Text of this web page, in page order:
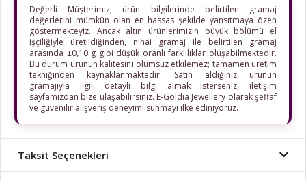
Değerli Müşterimiz; ürün bilgilerinde belirtilen gramaj
değerlerini mümkün olan en hassas şekilde yansıtmaya özen
göstermekteyiz. Ancak altın ürünlerimizin büyük bölümü el
işçiliğiyle üretildiğinden, nihai gramaj ile belirtilen gramaj
arasında ±0,10 g gibi düşük oranlı farklılıklar oluşabilmektedir.
Bu durum ürünün kalitesini olumsuz etkilemez; tamamen üretim
tekniğinden kaynaklanmaktadır. Satın aldığınız ürünün
gramajıyla ilgili detaylı bilgi almak isterseniz, iletişim
sayfamızdan bize ulaşabilirsiniz. E-Goldia Jewellery olarak şeffaf
ve güvenilir alışveriş deneyimi sunmayı ilke ediniyoruz.
Taksit Seçenekleri